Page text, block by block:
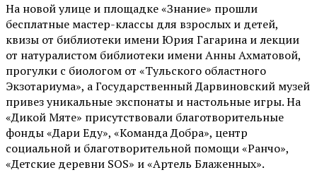
На новой улице и площадке «Знание» прошли
бесплатные мастер-классы для взрослых и детей,
квизы от библиотеки имени Юрия Гагарина и лекции
от натуралистом библиотеки имени Анны Ахматовой,
прогулки с биологом от «Тульского областного
Экзотариума», а Государственный Дарвиновский музей
привез уникальные экспонаты и настольные игры. На
«Дикой Мяте» присутствовали благотворительные
фонды «Дари Еду», «Команда Добра», центр
социальной и благотворительной помощи «Ранчо»,
«Детские деревни SOS» и «Артель Блаженных».